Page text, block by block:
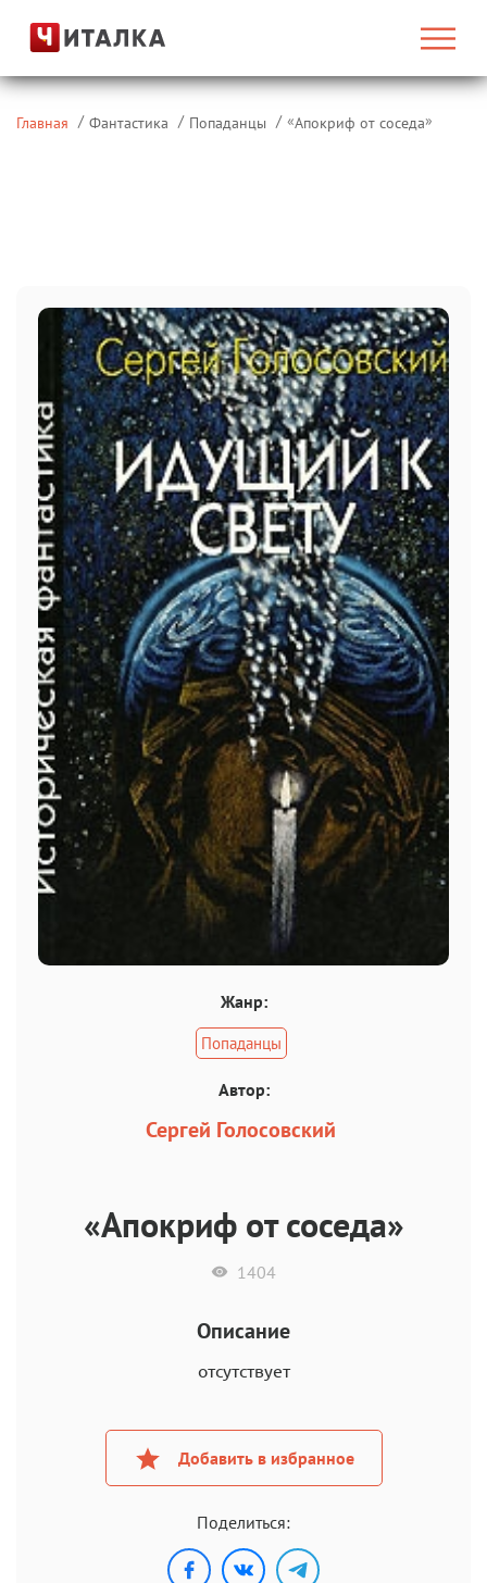
Главная Фантастика Попаданцы «Апокриф от соседа»
Жанр:
Попаданцы
Автор:
Сергей Голосовский
«Апокриф от соседа»
1404
Описание
отсутствует
Добавить в избранное
Поделиться: